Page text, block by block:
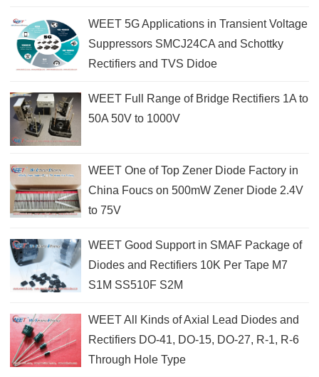
WEET 5G Applications in Transient Voltage
Suppressors SMCJ24CA and Schottky
Rectifiers and TVS Didoe
WEET Full Range of Bridge Rectifiers 1A to
50A 50V to 1000V
WEET One of Top Zener Diode Factory in
China Foucs on 500mW Zener Diode 2.4V
to 75V
WEET Good Support in SMAF Package of
Diodes and Rectifiers 10K Per Tape M7
S1M SS510F S2M
WEET All Kinds of Axial Lead Diodes and
Rectifiers DO-41, DO-15, DO-27, R-1, R-6
Through Hole Type